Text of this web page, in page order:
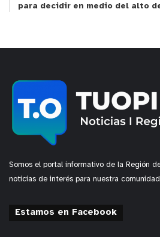
para decidir en medio del alto
Somos el portal informativo de la Región
noticias de interés para nuestra
Estamos en Facebook